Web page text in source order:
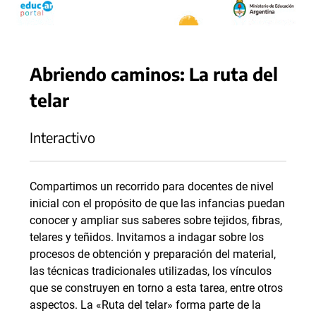
Abriendo caminos: La ruta del
telar
Interactivo
Compartimos un recorrido para docentes de nivel
inicial con el propósito de que las infancias puedan
conocer y ampliar sus saberes sobre tejidos, fibras,
telares y teñidos. Invitamos a indagar sobre los
procesos de obtención y preparación del material,
las técnicas tradicionales utilizadas, los vínculos
que se construyen en torno a esta tarea, entre otros
aspectos. La «Ruta del telar» forma parte de la